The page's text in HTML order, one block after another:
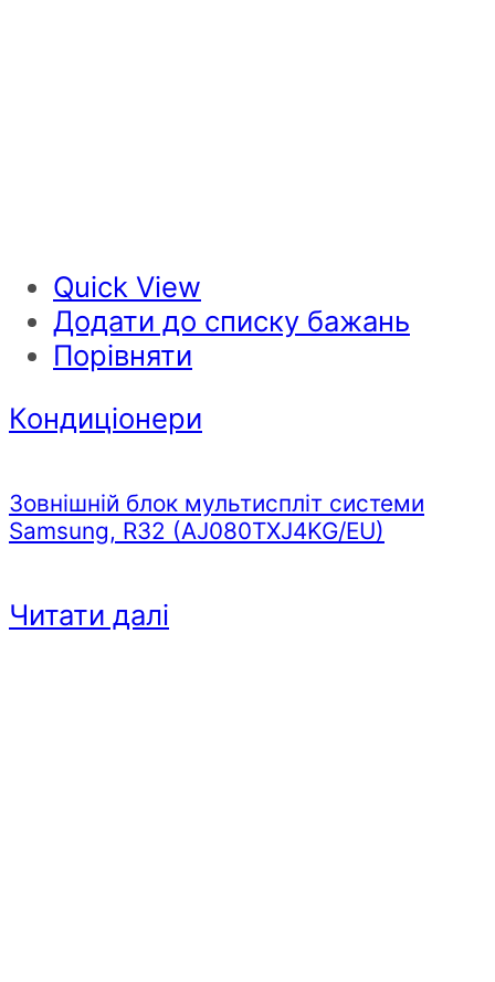
Quick View
Додати до списку бажань
Порівняти
Кондиціонери
Зовнішній блок мультиспліт системи
Samsung, R32 (AJ080TXJ4KG/EU)
Читати далі